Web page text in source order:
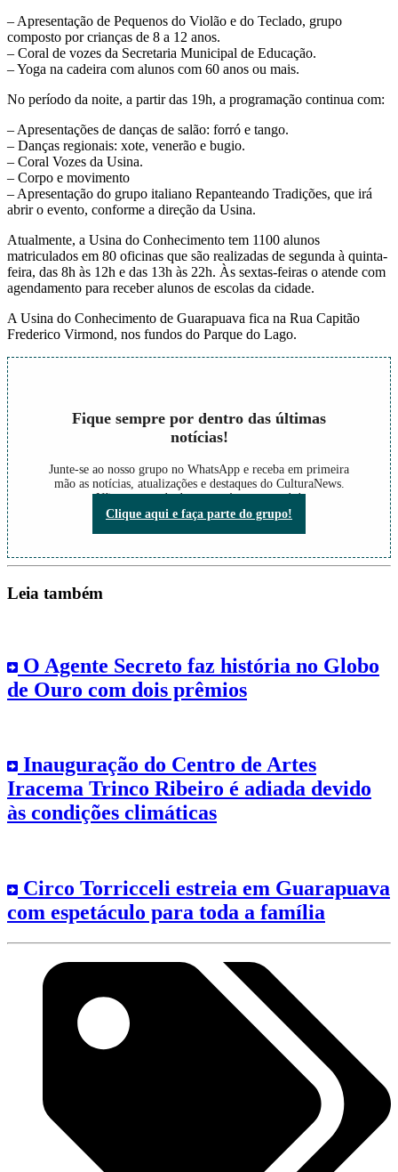
– Apresentação de Pequenos do Violão e do Teclado, grupo
composto por crianças de 8 a 12 anos.
– Coral de vozes da Secretaria Municipal de Educação.
– Yoga na cadeira com alunos com 60 anos ou mais.
No período da noite, a partir das 19h, a programação continua com:
– Apresentações de danças de salão: forró e tango.
– Danças regionais: xote, venerão e bugio.
– Coral Vozes da Usina.
– Corpo e movimento
– Apresentação do grupo italiano Repanteando Tradições, que irá
abrir o evento, conforme a direção da Usina.
Atualmente, a Usina do Conhecimento tem 1100 alunos
matriculados em 80 oficinas que são realizadas de segunda à quinta-
feira, das 8h às 12h e das 13h às 22h. Às sextas-feiras o atende com
agendamento para receber alunos de escolas da cidade.
A Usina do Conhecimento de Guarapuava fica na Rua Capitão
Frederico Virmond, nos fundos do Parque do Lago.
Fique sempre por dentro das últimas
notícias!
Junte-se ao nosso grupo no WhatsApp e receba em primeira
mão as notícias, atualizações e destaques do CulturaNews.
Não perca nada do que está acontecendo!
Clique aqui e faça parte do grupo!
Leia também
O Agente Secreto faz história no Globo
de Ouro com dois prêmios
Inauguração do Centro de Artes
Iracema Trinco Ribeiro é adiada devido
às condições climáticas
Circo Torricceli estreia em Guarapuava
com espetáculo para toda a família